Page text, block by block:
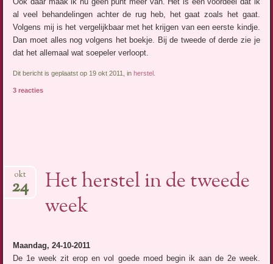
al veel behandelingen achter de rug heb, het gaat zoals het gaat.
Volgens mij is het vergelijkbaar met het krijgen van een eerste kindje.
Dan moet alles nog volgens het boekje. Bij de tweede of derde zie je
dat het allemaal wat soepeler verloopt.
Dit bericht is geplaatst op 19 okt 2011, inherstel
3 reacties
Het herstel in de tweede
week
okt
24
Maandag, 24-10-2011
De 1e week zit erop en vol goede moed begin ik aan de 2e week.